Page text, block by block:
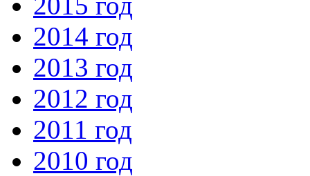
2014 год
2013 год
2012 год
2011 год
2010 год